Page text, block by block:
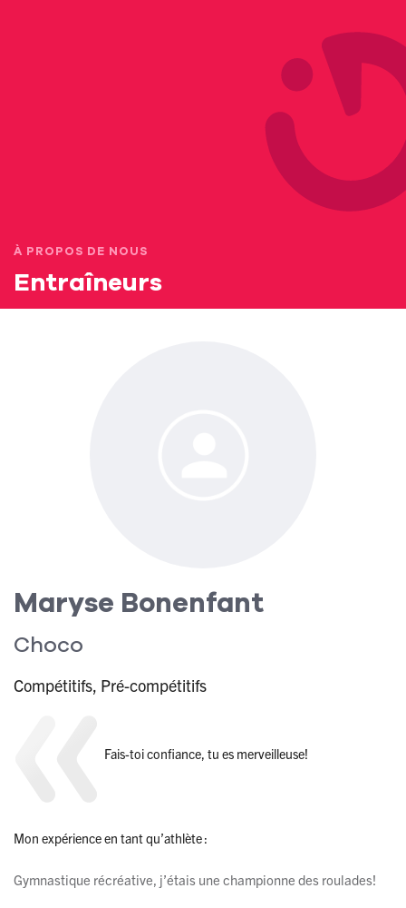
À PROPOS DE NOUS
Entraîneurs
Maryse Bonenfant
Choco
Compétitifs, Pré-compétitifs
Fais-toi confiance, tu es merveilleuse!
Mon expérience en tant qu’athlète :
Gymnastique récréative, j’étais une championne des roulades!